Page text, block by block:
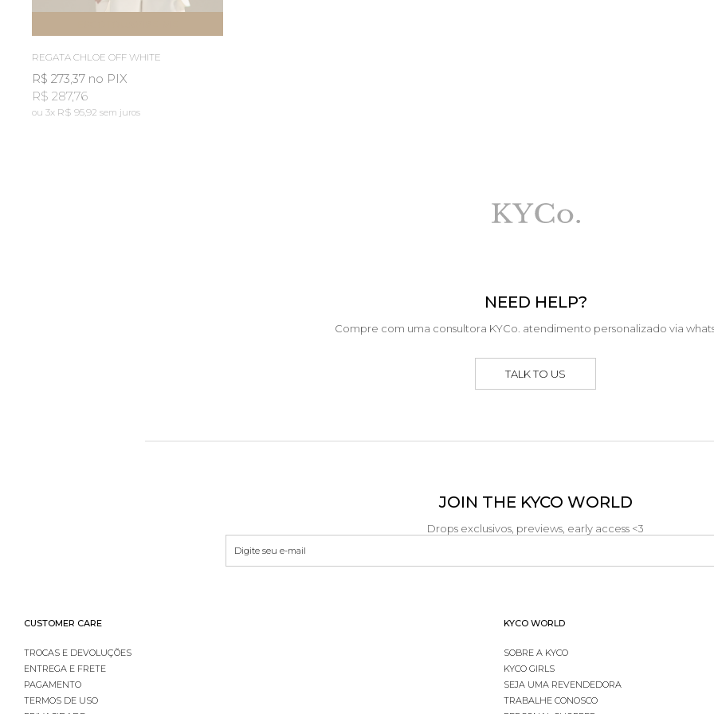
REGATA CHLOE OFF WHITE
R$ 273,37 no PIX
R$ 287,76
3x R$ 95,92 sem juros
NEED HELP?
Compre com uma consultora KYCo. atendimento personalizado via
TALK TO US
JOIN THE KYCO WORLD
Drops exclusivos, previews, early access <3
CUSTOMER CARE
TROCAS E DEVOLUÇÕES
ENTREGA E FRETE
PAGAMENTO
TERMOS DE USO
KYCO WORLD
SOBRE A KYCO
KYCO GIRLS
SEJA UMA REVENDEDORA
TRABALHE CONOSCO